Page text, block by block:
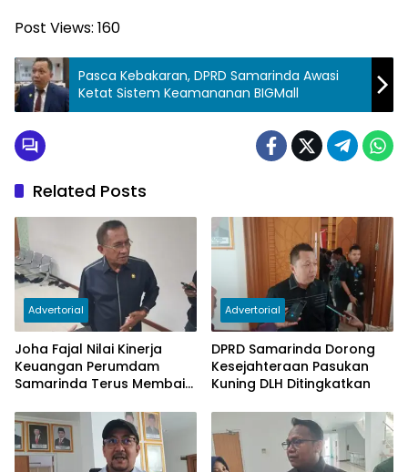
Post Views: 160
Pasca Kebakaran, DPRD Samarinda Awasi
Ketat Sistem Keamananan BIGMall
Related Posts
Advertorial
Joha Fajal Nilai Kinerja
Keuangan Perumdam
Samarinda Terus Membaik,
Subsidi Berkurang
Advertorial
DPRD Samarinda Dorong
Kesejahteraan Pasukan
Kuning DLH Ditingkatkan